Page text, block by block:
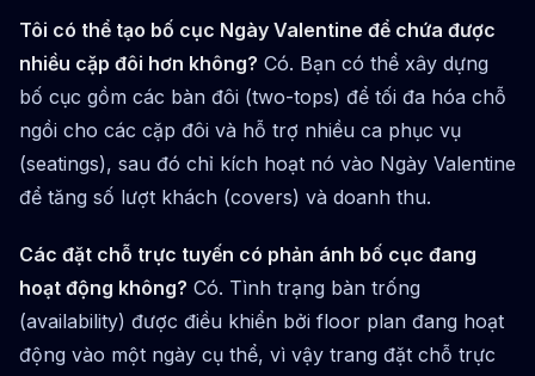
Tôi có thể tạo bố cục Ngày Valentine để chứa được
nhiều cặp đôi hơn không? Có. Bạn có thể xây dựng
bố cục gồm các bàn đôi (two-tops) để tối đa hóa chỗ
ngồi cho các cặp đôi và hỗ trợ nhiều ca phục vụ
(seatings), sau đó chỉ kích hoạt nó vào Ngày Valentine
để tăng số lượt khách (covers) và doanh thu.
Các đặt chỗ trực tuyến có phản ánh bố cục đang
hoạt động không? Có. Tình trạng bàn trống
(availability) được điều khiển bởi floor plan đang hoạt
động vào một ngày cụ thể, vì vậy trang đặt chỗ trực